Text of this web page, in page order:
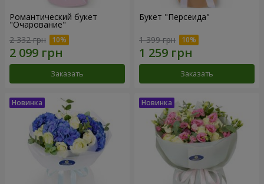
Романтический букет
"Очарование"
2 332 грн
Заказать
Букет "Персеида"
1 399 грн
Заказать